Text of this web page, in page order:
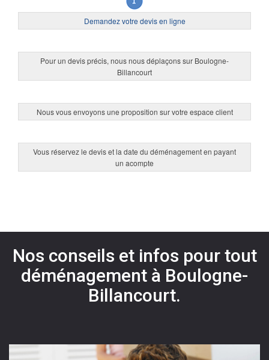
Demandez votre devis en ligne
Pour un devis précis, nous nous déplaçons sur Boulogne-
Billancourt
Nous vous envoyons une proposition sur votre espace client
Vous réservez le devis et la date du déménagement en payant
un acompte
Nos conseils et infos pour tout
déménagement à Boulogne-
Billancourt.